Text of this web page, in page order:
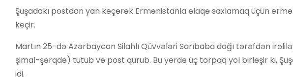
Şuşadakı postdan yan keçərək Ermənistanla əlaqə saxlamaq üçün
keçir.
Martın 25-də Azərbaycan Silahlı Qüvvələri Sarıbaba dağı tərəfdən
şimal-şərqdə) tutub və post qurub. Bu yerdə üç torpaq yol birləşir ki,
idi.